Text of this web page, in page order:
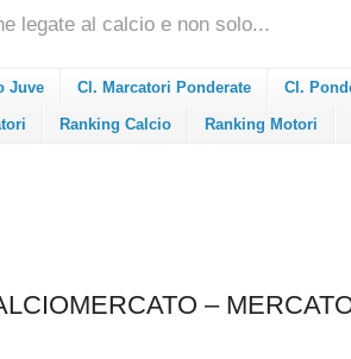
legate al calcio e non solo...
Juve Cl. Marcatori Ponderate Cl.
Ranking Calcio Ranking Motori
–